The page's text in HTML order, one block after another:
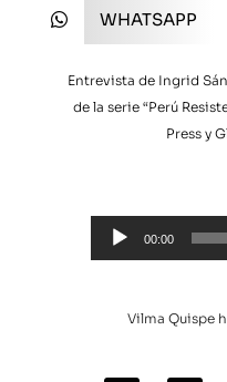
WHATSAPP
Entrevista de Ingrid
de la serie “Perú
Press y
Audio
Player
00:00
Vilma Quispe